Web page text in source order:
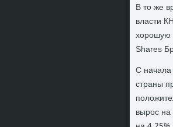
В то же
власти
хорошую
Shares
С начала
страны
вырос